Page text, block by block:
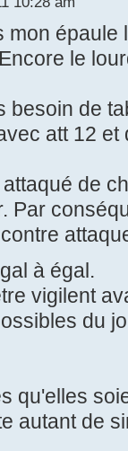
épaule
le
besoin de
att 12 et
de
Par
à égal.
vigilent
du
qu'elles
autant de